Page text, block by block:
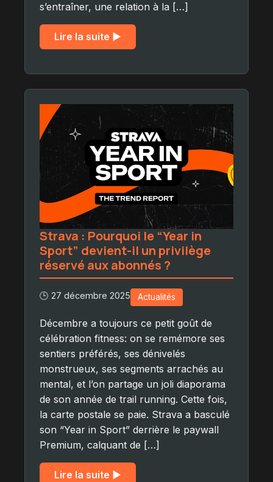
s’entraîner, une relation à la […]
Lire la suite ▶︎
Strava : Pourquoi le “Year in
Sport” devient-il un privilège
réservé aux abonnés ?
🕒 27 décembre 2025 Actualités
Décembre a toujours ce petit goût de
célébration fitness: on se remémore ses
sentiers préférés, ses dénivelés
monstrueux, ses segments arrachés au
mental, et l’on partage un joli diaporama
de son année de trail running. Cette fois,
la carte postale se paie. Strava a basculé
son “Year in Sport” derrière le paywall
Premium, calquant de […]
Lire la suite ▶︎